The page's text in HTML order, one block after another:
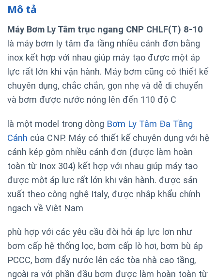
Mô tả
Máy Bơm Ly Tâm trục ngang CNP CHLF(T) 8-10
là máy bơm ly tâm đa tầng nhiều cánh đơn bằng
inox kết hợp với nhau giúp máy tạo được một áp
lực rất lớn khi vận hành. Máy bơm cũng có thiết kế
chuyên dụng, chắc chắn, gọn nhẹ và dễ di chuyển
và bơm được nước nóng lên đến 110 độ C
là một model trong dòng Bơm Ly Tâm Đa Tầng
Cánh của CNP. Máy có thiết kế chuyên dụng với hệ
cánh kép gôm nhiều cánh đơn (được làm hoàn
toàn từ Inox 304) kết hợp với nhau giúp máy tạo
được một áp lực rất lớn khi vận hành. được sản
xuất theo công nghệ Italy, được nhập khẩu chính
ngạch về Việt Nam
phù hợp với các yêu cầu đòi hỏi áp lực lơn như
bơm cấp hệ thống lọc, bơm cấp lò hơi, bơm bù áp
PCCC, bơm đẩy nước lên các tòa nhà cao tầng,
ngoài ra với phần đầu bơm được làm hoàn toàn từ